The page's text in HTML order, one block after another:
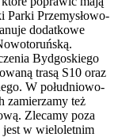
Parki Przemysłowo-
dodatkowe
Bydgoskiego
trasą S10 oraz
W południowo-
zamierzamy też
Zlecamy poza
jest w wieloletnim